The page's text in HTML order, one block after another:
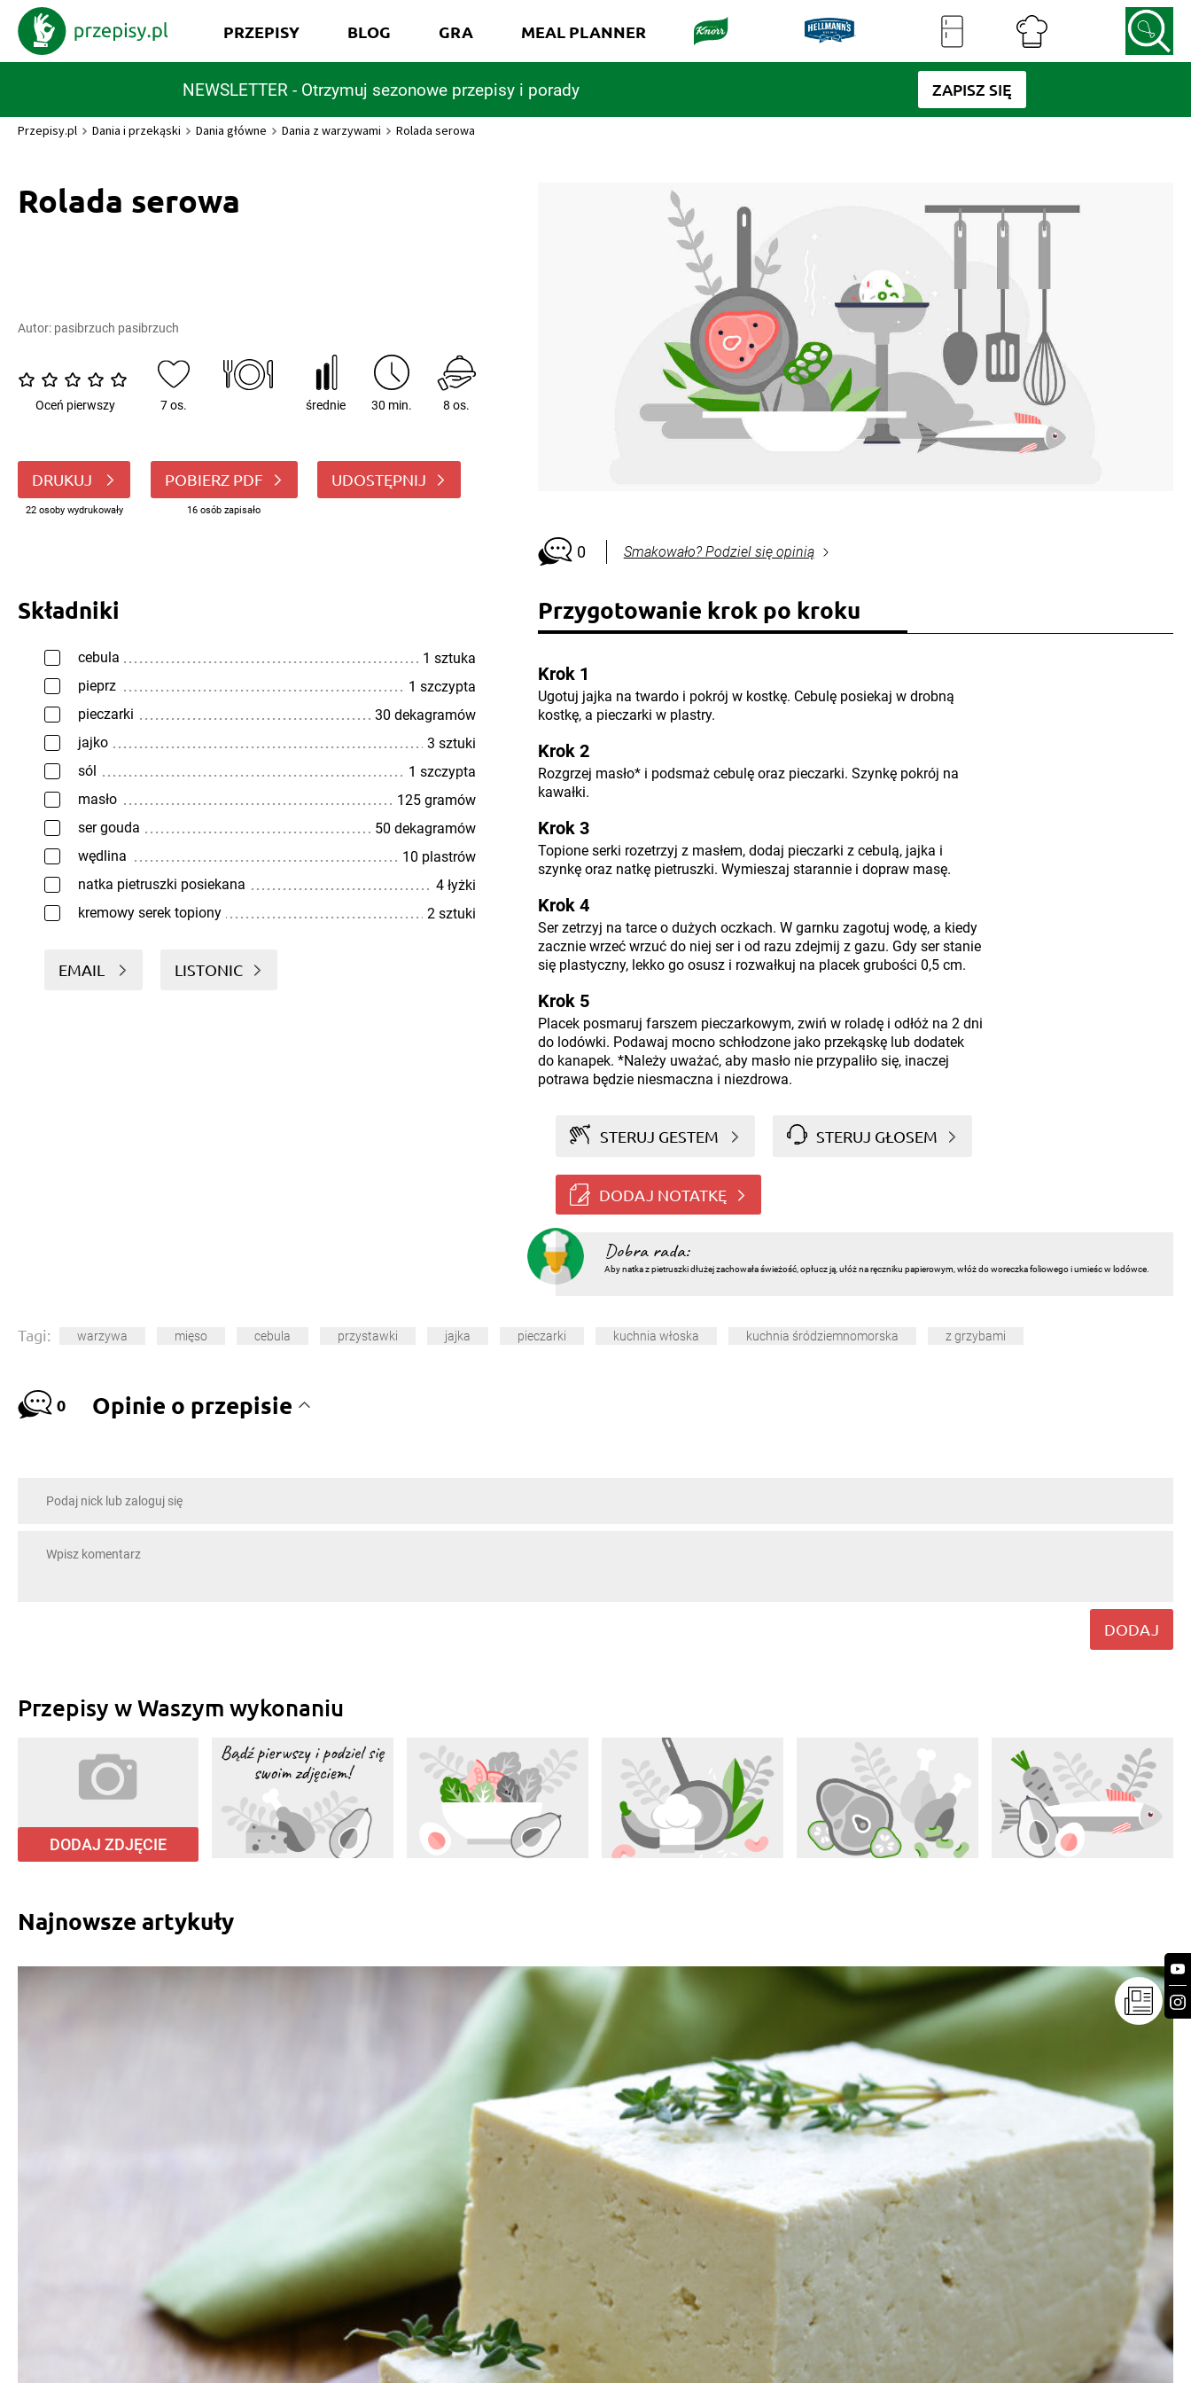
NEWSLETTER - Otrzymuj sezonowe przepisy i porady ZAPISZ SIĘ
PRZEPISY BLOG GRA MEAL PLANNER
Przepisy.pl Dania i przekąski Dania główne Dania z warzywami Rolada serowa
Rolada serowa
Autor: pasibrzuch pasibrzuch
Oceń pierwszy 7 os. średnie 30 min. 8 os.
DRUKUJ
22 osoby wydrukowały
POBIERZ PDF
16 osób zapisało
UDOSTĘPNIJ
0 Smakowało? Podziel się opinią
Składniki
cebula
1 sztuka
pieprz
1 szczypta
pieczarki
30 dekagramów
jajko
3 sztuki
sól
1 szczypta
masło
125 gramów
ser gouda
50 dekagramów
wędlina
10 plastrów
natka pietruszki posiekana
4 łyżki
kremowy serek topiony
2 sztuki
EMAIL LISTONIC
Przygotowanie krok po kroku
Krok 1
Ugotuj jajka na twardo i pokrój w kostkę. Cebulę posiekaj w drobną
kostkę, a pieczarki w plastry.
Krok 2
Rozgrzej masło* i podsmaż cebulę oraz pieczarki. Szynkę pokrój na
kawałki.
Krok 3
Topione serki rozetrzyj z masłem, dodaj pieczarki z cebulą, jajka i
szynkę oraz natkę pietruszki. Wymieszaj starannie i dopraw masę.
Krok 4
Ser zetrzyj na tarce o dużych oczkach. W garnku zagotuj wodę, a kiedy
zacznie wrzeć wrzuć do niej ser i od razu zdejmij z gazu. Gdy ser stanie
się plastyczny, lekko go osusz i rozwałkuj na placek grubości 0,5 cm.
Krok 5
Placek posmaruj farszem pieczarkowym, zwiń w roladę i odłóż na 2 dni
do lodówki. Podawaj mocno schłodzone jako przekąskę lub dodatek
do kanapek. *Należy uważać, aby masło nie przypaliło się, inaczej
potrawa będzie niesmaczna i niezdrowa.
STERUJ GESTEM STERUJ GŁOSEM
DODAJ NOTATKĘ
Dobra rada:
Aby natka z pietruszki dłużej zachowała świeżość, opłucz ją, ułóż na ręczniku papierowym, włóż do woreczka foliowego i umieśc w lodówce.
Tagi: warzywa mięso cebula przystawki jajka pieczarki kuchnia włoska kuchnia śródziemnomorska z grzybami
0 Opinie o przepisie
DODAJ
Przepisy w Waszym wykonaniu
DODAJ ZDJĘCIE
Najnowsze artykuły